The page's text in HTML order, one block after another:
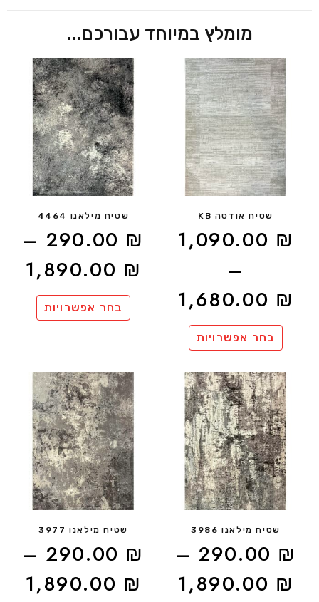
מומלץ במיוחד עבורכם...
שטיח אודסה KB
1,090.00 ₪
–
1,680.00 ₪
בחר אפשרויות
שטיח מילאנו 4464
290.00 ₪
–
1,890.00 ₪
בחר אפשרויות
שטיח מילאנו 3986
290.00 ₪
–
1,890.00 ₪
שטיח מילאנו 3977
290.00 ₪
–
1,890.00 ₪